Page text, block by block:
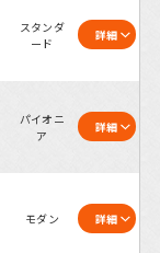
スタンダ
ード
詳細
パイオニ
ア
詳細
モダン 詳細